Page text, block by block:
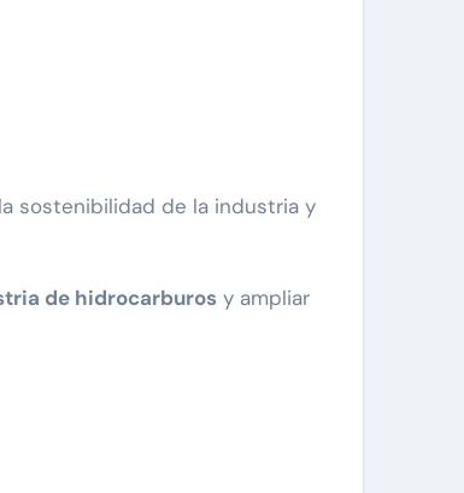
sostenibilidad de la industria y
de hidrocarburos y ampliar